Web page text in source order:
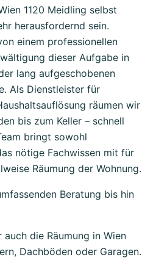
1120 Meidling selbst
herausfordernd sein.
einem professionellen
dieser Aufgabe in
lang aufgeschobenen
Als Dienstleister für
räumen wir
bis zum Keller – schnell
bringt sowohl
nötige Fachwissen mit für
Räumung der Wohnung.
Beratung bis hin
auch die Räumung in Wien
Dachböden oder Garagen.